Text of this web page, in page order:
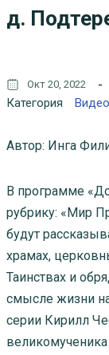
д.
Окт 20, 2022
Категория
Автор: Инга
В программе
рубрику: «Мир
будут
храмах,
Таинствах и
смысле жизни
серии Кирилл